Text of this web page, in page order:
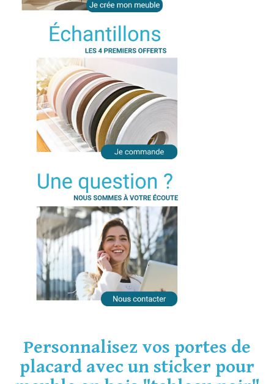
Personnalisez vos portes de
placard avec un sticker pour